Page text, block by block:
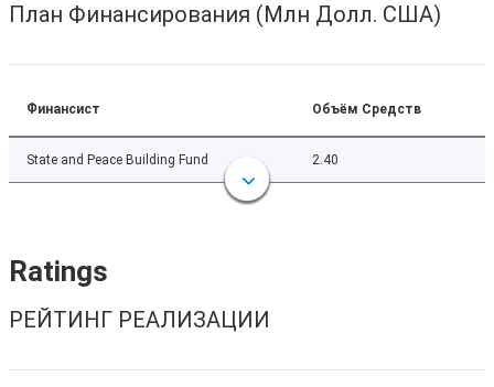
План Финансирования (Млн Долл. США)
Финансист Объём Средств
State and Peace Building Fund 2.40
Ratings
РЕЙТИНГ РЕАЛИЗАЦИИ